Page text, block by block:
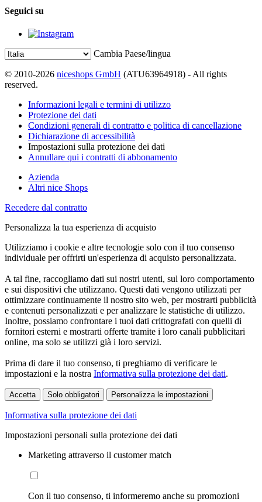
Seguici su
Cambia Paese/lingua
© 2010-2026 niceshops GmbH (ATU63964918) - All rights
reserved.
Informazioni legali e termini di utilizzo
Protezione dei dati
Condizioni generali di contratto e politica di cancellazione
Dichiarazione di accessibilità
Impostazioni sulla protezione dei dati
Annullare qui i contratti di abbonamento
Azienda
Altri nice Shops
Recedere dal contratto
Personalizza la tua esperienza di acquisto
Utilizziamo i cookie e altre tecnologie solo con il tuo consenso
individuale per offrirti un'esperienza di acquisto personalizzata.
A tal fine, raccogliamo dati sui nostri utenti, sul loro comportamento
e sui dispositivi che utilizzano. Questi dati vengono utilizzati per
ottimizzare continuamente il nostro sito web, per mostrarti pubblicità
e contenuti personalizzati e per analizzare le statistiche di utilizzo.
Inoltre, possiamo confrontare i tuoi dati crittografati con quelli di
fornitori esterni e mostrarti offerte tramite i loro canali pubblicitari
online, ma solo se utilizzi già i loro servizi.
Prima di dare il tuo consenso, ti preghiamo di verificare le
impostazioni e la nostra Informativa sulla protezione dei dati.
Accetta Solo obbligatori Personalizza le impostazioni
Informativa sulla protezione dei dati
Impostazioni personali sulla protezione dei dati
Marketing attraverso il customer match
Con il tuo consenso, ti informeremo anche su promozioni